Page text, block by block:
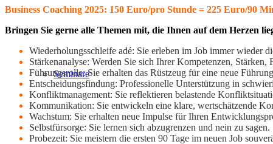
Seminare
Business Coaching 2025: 150 Euro/pro Stunde = 225 Euro/90
Bringen Sie gerne alle Themen mit, die Ihnen auf dem Herzen
Wiederholungsschleife adé: Sie erleben im Job immer wieder
Stärkenanalyse: Werden Sie sich Ihrer Kompetenzen, Stärken,
Führungsrolle: Sie erhalten das Rüstzeug für eine neue
Entscheidungsfindung: Professionelle Unterstützung in
Konfliktmanagement: Sie reflektieren belastende
Kommunikation: Sie entwickeln eine klare, wertschätzende
Wachstum: Sie erhalten neue Impulse für Ihren
Selbstfürsorge: Sie lernen sich abzugrenzen und nein zu sagen.
Probezeit: Sie meistern die ersten 90 Tage im neuen Job